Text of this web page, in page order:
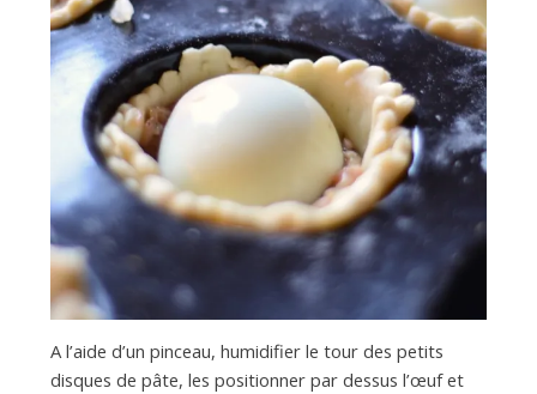
A l’aide d’un pinceau, humidifier le tour des petits
disques de pâte, les positionner par dessus l’œuf et